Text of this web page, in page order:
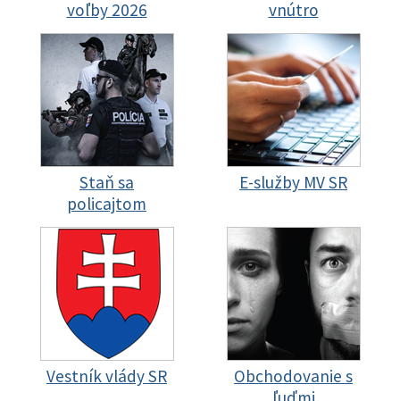
voľby 2026 vnútro
Staň sa
policajtom
E-služby MV SR
Vestník vlády SR
Obchodovanie s